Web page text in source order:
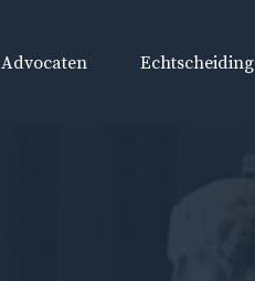
Advocaten Echtscheiding